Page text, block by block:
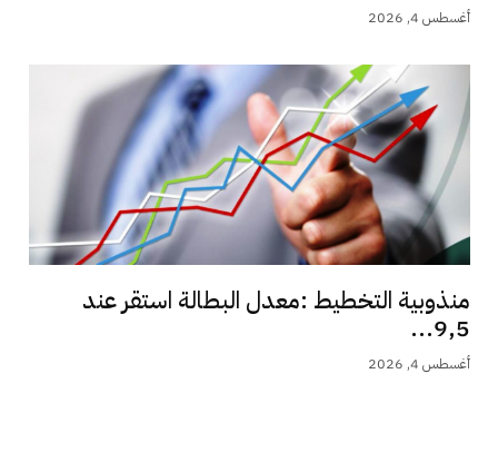
أغسطس 4, 2026
منذوبية التخطيط :معدل البطالة استقر عند
9,5...
أغسطس 4, 2026